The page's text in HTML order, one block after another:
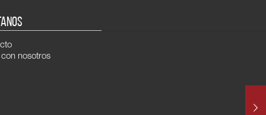
con nosotros